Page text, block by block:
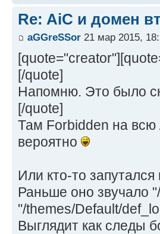
Re: AiC и домен
aGGreSSor 21 мар 2015,
[/quote]
Напомню. Это было
[/quote]
Там Forbidden на всю
вероятно
Или кто-то запутался
Раньше оно звучало
"/themes/Default/
Выглядит как следы